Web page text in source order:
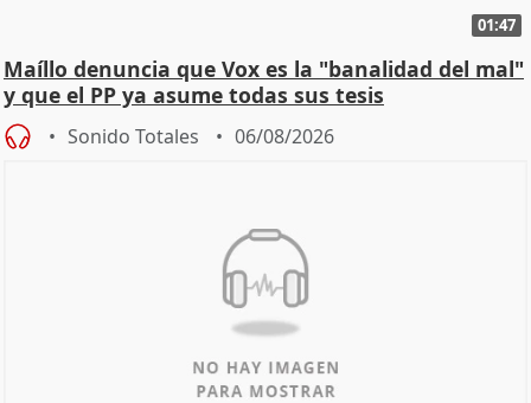
01:47
Maíllo denuncia que Vox es la "banalidad del mal"
y que el PP ya asume todas sus tesis
Sonido Totales 06/08/2026